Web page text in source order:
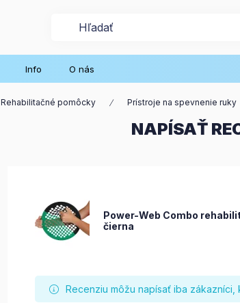
Info O nás
Rehabilitačné pomôcky Prístroje na spevnenie ruky
NAPÍSAŤ
Power-Web Combo
čierna
Recenziu môžu napísať iba